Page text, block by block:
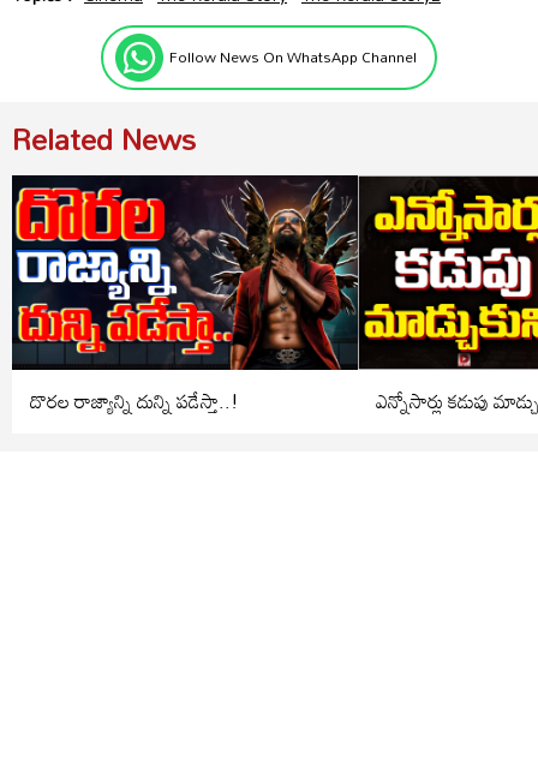
Follow News On WhatsApp Channel
Related News
దొరల రాజ్యాన్ని దున్ని పడేస్తా..! ఎన్నోసార్లు కడుపు